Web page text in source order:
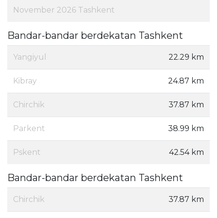
November 2026 Tashkent
Bandar-bandar berdekatan Tashkent
Yangiyul 22.29 km
Kibray 24.87 km
Chirchik 37.87 km
Parkent 38.99 km
Pskent 42.54 km
Bandar-bandar berdekatan Tashkent
Chirchik 37.87 km